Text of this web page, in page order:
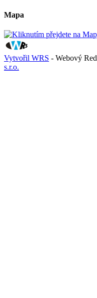
Mapa
Vytvořil WRS - Webový
s.r.o.